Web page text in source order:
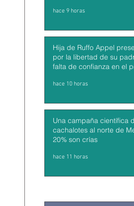
hace 9 horas
Hija de Ruffo Appel
por la libertad de su
falta de confianza en el
hace 10 horas
Una campaña científica
cachalotes al norte de
20% son crías
hace 11 horas